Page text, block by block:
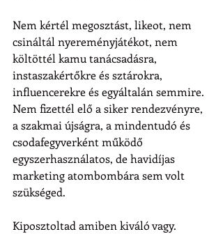
Nem kértél megosztást, likeot, nem
csináltál nyereményjátékot, nem
költöttél kamu tanácsadásra,
instaszakértőkre és sztárokra,
influencerekre és egyáltalán semmire.
Nem fizettél elő a siker rendezvényre,
a szakmai újságra, a mindentudó és
csodafegyverként működő
egyszerhasználatos, de havidíjas
marketing atombombára sem volt
szükséged.
Kiposztoltad amiben kiváló vagy.